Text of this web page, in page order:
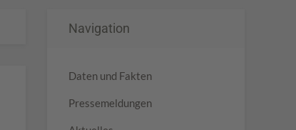
Navigation
Daten und Fakten
Pressemeldungen